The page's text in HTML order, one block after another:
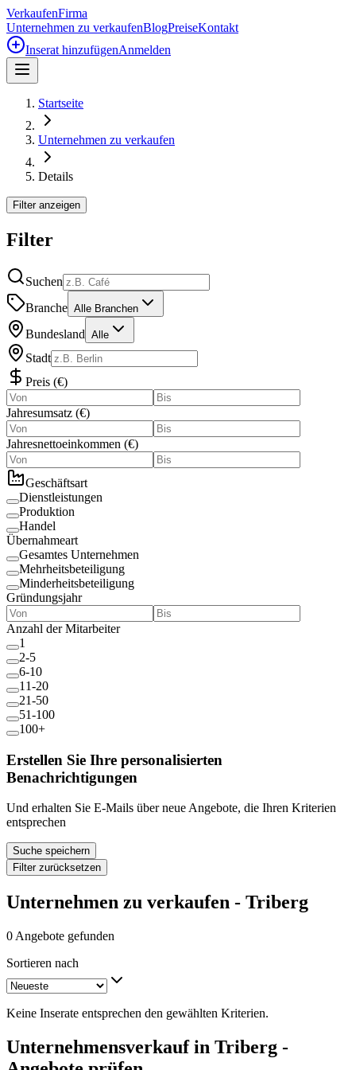
VerkaufenFirma
Unternehmen zu verkaufenBlogPreiseKontakt
Inserat hinzufügenAnmelden
Startseite
Unternehmen zu verkaufen
Details
Filter anzeigen
Filter
Suchen
Branche Alle Branchen
Bundesland Alle
Stadt
Preis (€)
Jahresumsatz (€)
Jahresnettoeinkommen (€)
Geschäftsart
Dienstleistungen
Produktion
Handel
Übernahmeart
Gesamtes Unternehmen
Mehrheitsbeteiligung
Minderheitsbeteiligung
Gründungsjahr
Anzahl der Mitarbeiter
1
2-5
6-10
11-20
21-50
51-100
100+
Erstellen Sie Ihre personalisierten
Benachrichtigungen
Und erhalten Sie E-Mails über neue Angebote, die Ihren Kriterien
entsprechen
Suche speichern
Filter zurücksetzen
Unternehmen zu verkaufen - Triberg
0 Angebote gefunden
Sortieren nach
Keine Inserate entsprechen den gewählten Kriterien.
Unternehmensverkauf in Triberg -